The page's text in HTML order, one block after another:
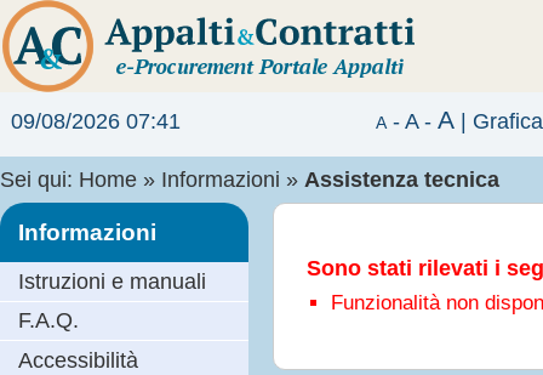
09/08/2026 07:41 A - A - A Grafica
Sei qui: Home » Informazioni » Assistenza tecnica
Sono stati rilevati i
Funzionalità non
Informazioni
Istruzioni e manuali
F.A.Q.
Accessibilità